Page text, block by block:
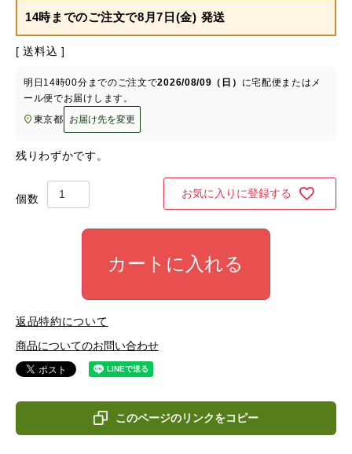
14時までのご注文で8月7日(金) 発送
送料込
明日 14時00分 までのご注文で2026/08/09（日） に宅配便またはメ
ール便でお届けします。
東京都
お届け先を変更
残りわずかです。
お気に入りに登録する
カートに入れる
返品特約について
商品についてのお問い合わせ
このページのリンクをコピー